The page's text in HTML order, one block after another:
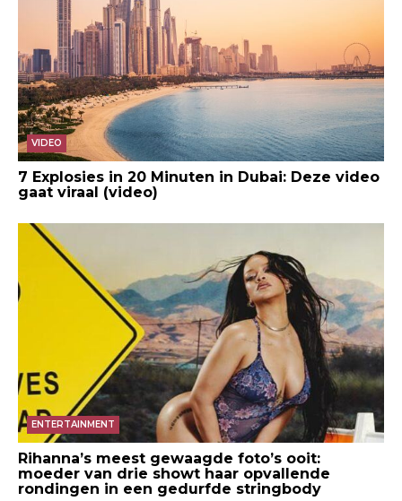
VIDEO
7 Explosies in 20 Minuten in Dubai: Deze video
gaat viraal (video)
ENTERTAINMENT
Rihanna’s meest gewaagde foto’s ooit:
moeder van drie showt haar opvallende
rondingen in een gedurfde stringbody